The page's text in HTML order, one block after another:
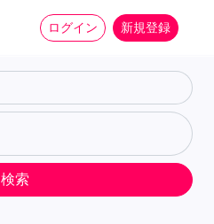
ログイン 新規登録
検索